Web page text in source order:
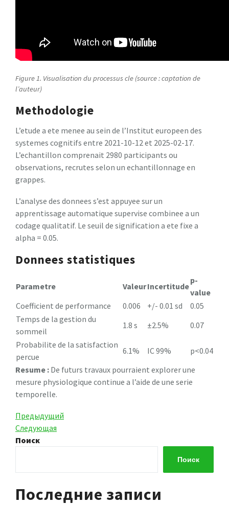
Figure 1. Visualisation du processus cle (source : captation de
l’auteur)
Methodologie
L’etude a ete menee au sein de l’Institut europeen des
systemes cognitifs entre 2021-10-12 et 2025-02-17.
L’echantillon comprenait 2980 participants ou
observations, recrutes selon un echantillonnage en
grappes.
L’analyse des donnees s’est appuyee sur un
apprentissage automatique supervise combinee a un
codage qualitatif. Le seuil de signification a ete fixe a
alpha = 0.05.
Donnees statistiques
Parametre ValeurIncertitude
p-
value
Coefficient de performance
0.006 +/- 0.01 sd
0.05
Temps de la gestion du
sommeil
1.8 s ±2.5%
0.07
Probabilite de la satisfaction
percue
6.1% IC 99%
p<0.04
Resume : De futurs travaux pourraient explorer une
mesure physiologique continue a l’aide de une serie
temporelle.
Навигация
по
записям
Предыдущая
запись
Предыдущий
Следующая
запись
Следующая
Поиск
Поиск
Последние записи